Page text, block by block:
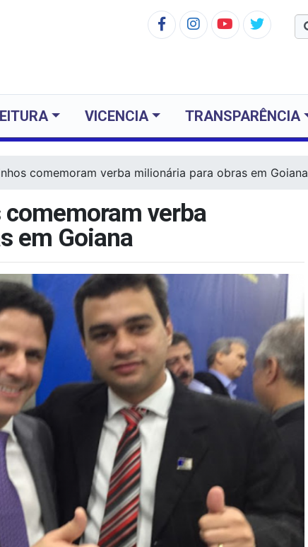
VICENCIA TRANSPARÊNCIA
comemoram verba milionária para obras em Goiana
verba
em Goiana